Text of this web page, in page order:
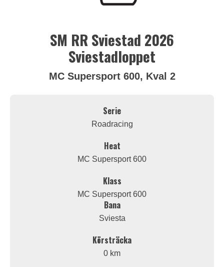
SM RR Sviestad 2026
Sviestadloppet
MC Supersport 600, Kval 2
Serie
Roadracing
Heat
MC Supersport 600
Klass
MC Supersport 600
Bana
Sviesta
Körsträcka
0 km